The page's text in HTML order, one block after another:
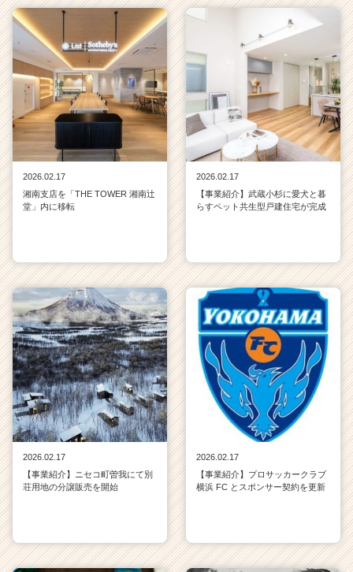
く
就
活
サ
イ
ト
チ
ア
キ
ャ
ア
C
a
r
e
e
r）
2026.02.17
湘南支店を「THE TOWER 湘南辻
堂」内に移転
2026.02.17
【事業紹介】武蔵小杉に愛犬と暮
らすペット共生型戸建住宅が完成
2026.02.17
【事業紹介】ニセコ町曽我にて別
荘用地の分譲販売を開始
2026.02.17
【事業紹介】プロサッカークラブ
横浜 FC とスポンサー契約を更新